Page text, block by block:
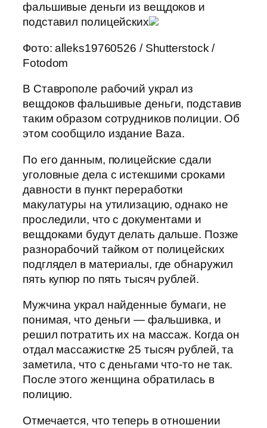
фальшивые деньги из вещдоков и
подставил полицейских
Фото: alleks19760526 / Shutterstock /
Fotodom
В Ставрополе рабочий украл из
вещдоков фальшивые деньги, подставив
таким образом сотрудников полиции. Об
этом сообщило издание Baza.
По его данным, полицейские сдали
уголовные дела с истекшими сроками
давности в пункт переработки
макулатуры на утилизацию, однако не
проследили, что с документами и
вещдоками будут делать дальше. Позже
разнорабочий тайком от полицейских
подглядел в материалы, где обнаружил
пять купюр по пять тысяч рублей.
Мужчина украл найденные бумаги, не
понимая, что деньги — фальшивка, и
решил потратить их на массаж. Когда он
отдал массажистке 25 тысяч рублей, та
заметила, что с деньгами что-то не так.
После этого женщина обратилась в
полицию.
Отмечается, что теперь в отношении